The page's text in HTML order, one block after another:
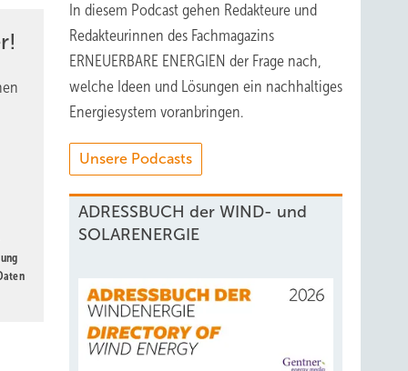
–
In diesem Podcast gehen Redakteure und
Redakteurinnen des Fachmagazins
ERNEUERBARE ENERGIEN der Frage nach,
welche Ideen und Lösungen ein nachhaltiges
Energiesystem voranbringen.
Unsere Podcasts
ADRESSBUCH der WIND- und
SOLARENERGIE